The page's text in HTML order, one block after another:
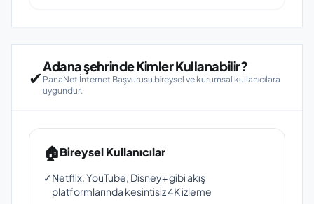
✔
Adana şehrinde Kimler Kullanabilir?
PanaNet İnternet Başvurusu bireysel ve kurumsal kullanıcılara
uygundur.
🏠Bireysel Kullanıcılar
✓Netflix, YouTube, Disney+ gibi akış
platformlarında kesintisiz 4K izleme